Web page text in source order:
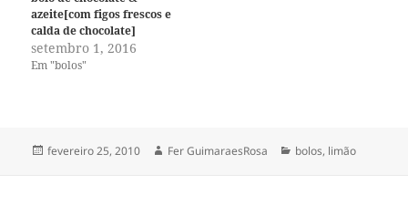
azeite[com figos frescos e
calda de chocolate]
setembro 1, 2016
Em "bolos"
Publicado
fevereiro 25, 2010 Autor
Fer GuimaraesRosa Categorias
bolos, limão